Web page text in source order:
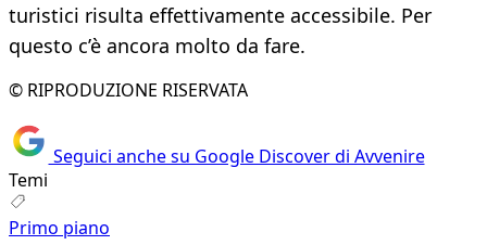
turistici risulta effettivamente accessibile. Per
questo c’è ancora molto da fare.
© RIPRODUZIONE RISERVATA
Seguici anche su Google Discover di Avvenire
Temi
Primo piano